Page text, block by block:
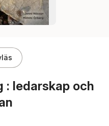
: ledarskap och